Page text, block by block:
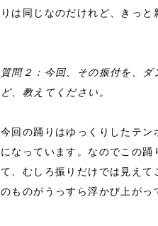
りは同じなのだけれど、きっ
質問２：今回、その振付を、
ど、教えてください。
今回の踊りはゆっくりしたテ
になっています。なのでこの
て、むしろ振りだけでは見え
のものがうっすら浮かび上がっ